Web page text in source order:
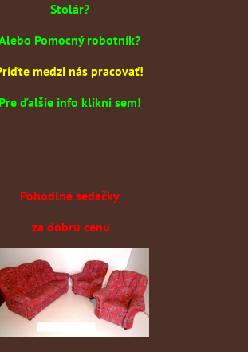
Stolár?
Pomocný robotník?
medzi nás pracovať!
Pre ďalšie info klikni sem!
Pohodlné sedačky
za dobrú cenu